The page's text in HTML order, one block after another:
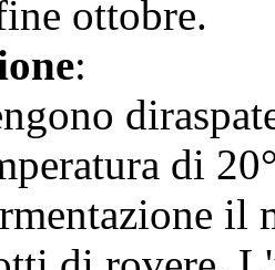
ottobre.
:
di
il